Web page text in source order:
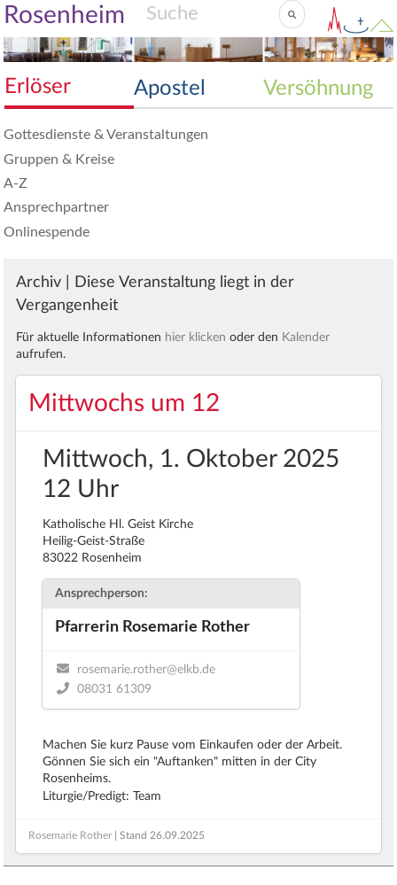
Rosenheim
Erlöser Apostel Versöhnung
Gottesdienste & Veranstaltungen
Gruppen & Kreise
A-Z
Ansprechpartner
Onlinespende
Archiv | Diese Veranstaltung liegt in der
Vergangenheit
Für aktuelle Informationen hier klicken oder den Kalender
aufrufen.
Mittwochs um 12
Mittwoch, 1. Oktober 2025
12 Uhr
Katholische Hl. Geist Kirche
Heilig-Geist-Straße
83022 Rosenheim
Ansprechperson:
Pfarrerin Rosemarie Rother
rosemarie.rother@elkb.de
08031 61309
Machen Sie kurz Pause vom Einkaufen oder der Arbeit.
Gönnen Sie sich ein "Auftanken" mitten in der City
Rosenheims.
Liturgie/Predigt: Team
Rosemarie Rother | Stand 26.09.2025